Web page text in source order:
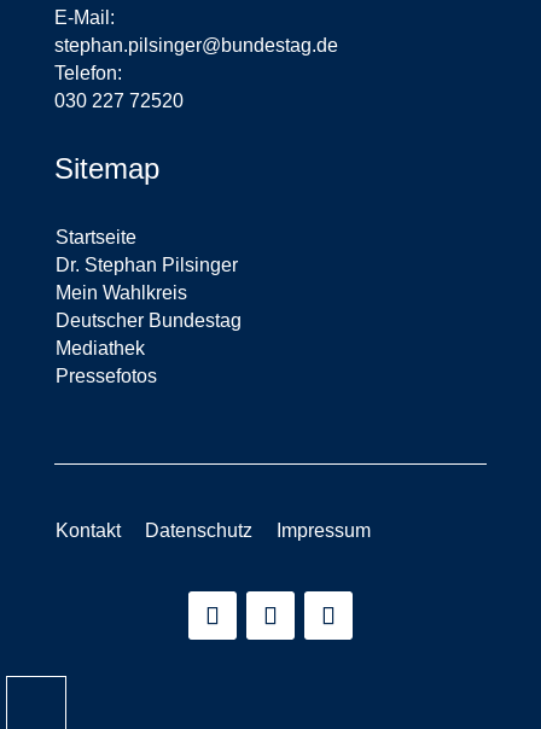
E-Mail:
stephan.pilsinger@bundestag.de
Telefon:
030 227 72520
Sitemap
Startseite
Dr. Stephan Pilsinger
Mein Wahlkreis
Deutscher Bundestag
Mediathek
Pressefotos
Kontakt Datenschutz Impressum